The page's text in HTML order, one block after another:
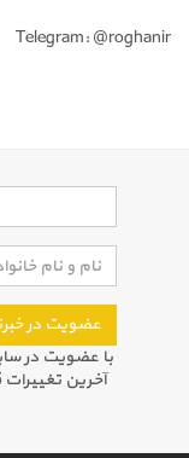
Telegram: @roghanir
عضویت در
با عضویت در
آخرین